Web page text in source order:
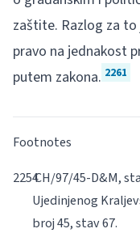
zaštite. Razlog za
pravo na jednakost
putem zakona. 2261
Footnotes
CH/97/45-D&M,
Ujedinjenog
broj 45, stav 67.